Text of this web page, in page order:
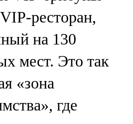
ресторан,
на 130
мест. Это так
«зона
где